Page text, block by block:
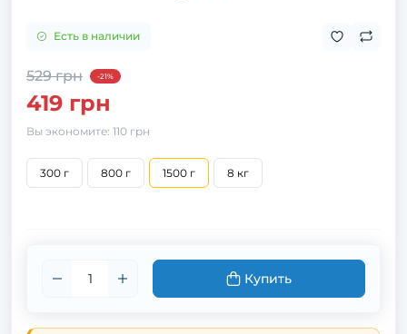
Есть в наличии
529 грн -21%
419 грн
Вы экономите: 110 грн
300 г 800 г 1500 г 8 кг
Купить